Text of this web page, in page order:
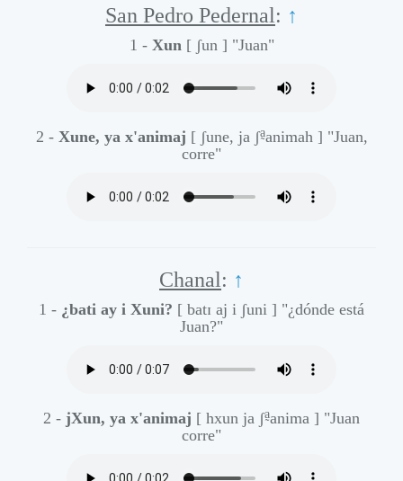
San Pedro Pedernal: ↑
1 - Xun [ ʃun ] "Juan"
2 - Xune, ya x'animaj [ ʃune, ja ʃa̰animah ] "Juan,
corre"
Chanal: ↑
1 - ¿bati ay i Xuni? [ batɪ aj i ʃuni ] "¿dónde está
Juan?"
2 - jXun, ya x'animaj [ hxun ja ʃa̰anima ] "Juan
corre"